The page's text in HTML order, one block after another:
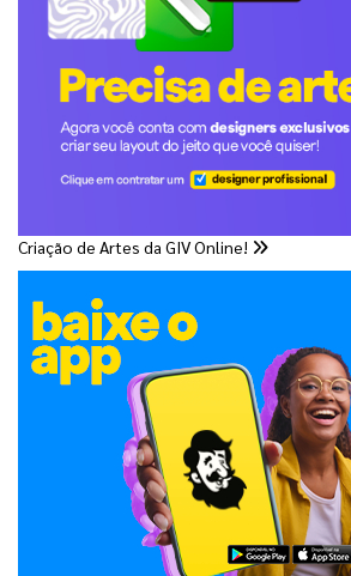
Criação de Artes da GIV Online!